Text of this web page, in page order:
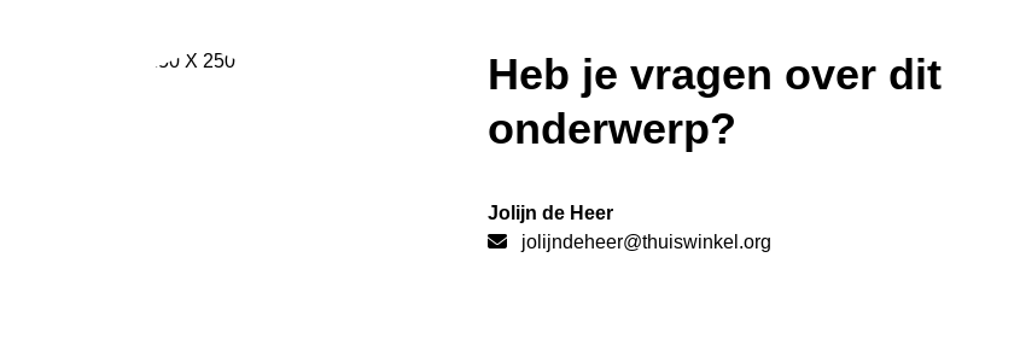
Heb je vragen over dit
onderwerp?
Jolijn de Heer
jolijndeheer@thuiswinkel.org